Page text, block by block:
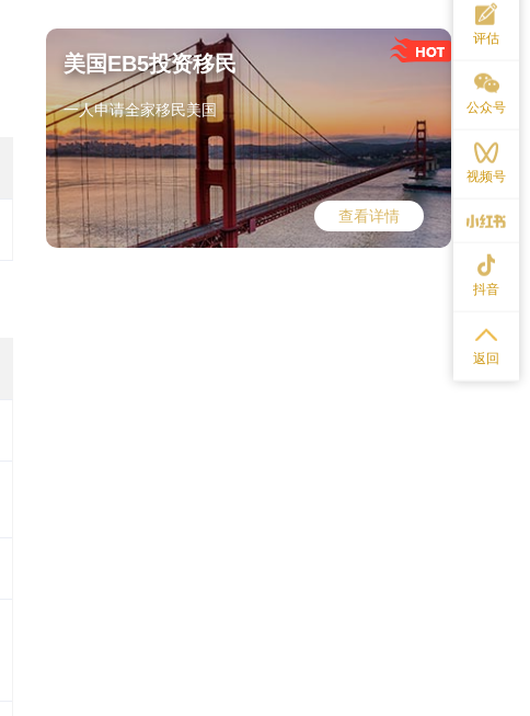
美国EB5投资移民
一人申请全家移民美国
查看详情
评估
公众号
视频号
抖音
返回